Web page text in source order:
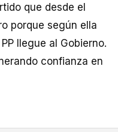
que desde el
porque según ella
llegue al Gobierno.
confianza en